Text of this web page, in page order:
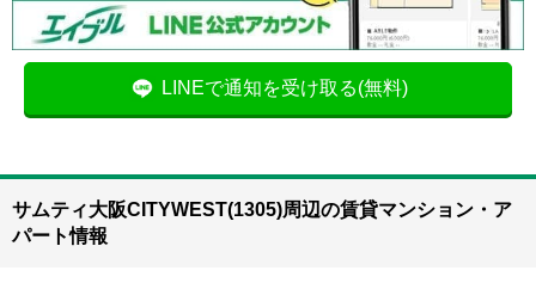
LINEで通知を受け取る(無料)
サムティ大阪CITYWEST(1305)周辺の賃貸マンション・ア
パート情報